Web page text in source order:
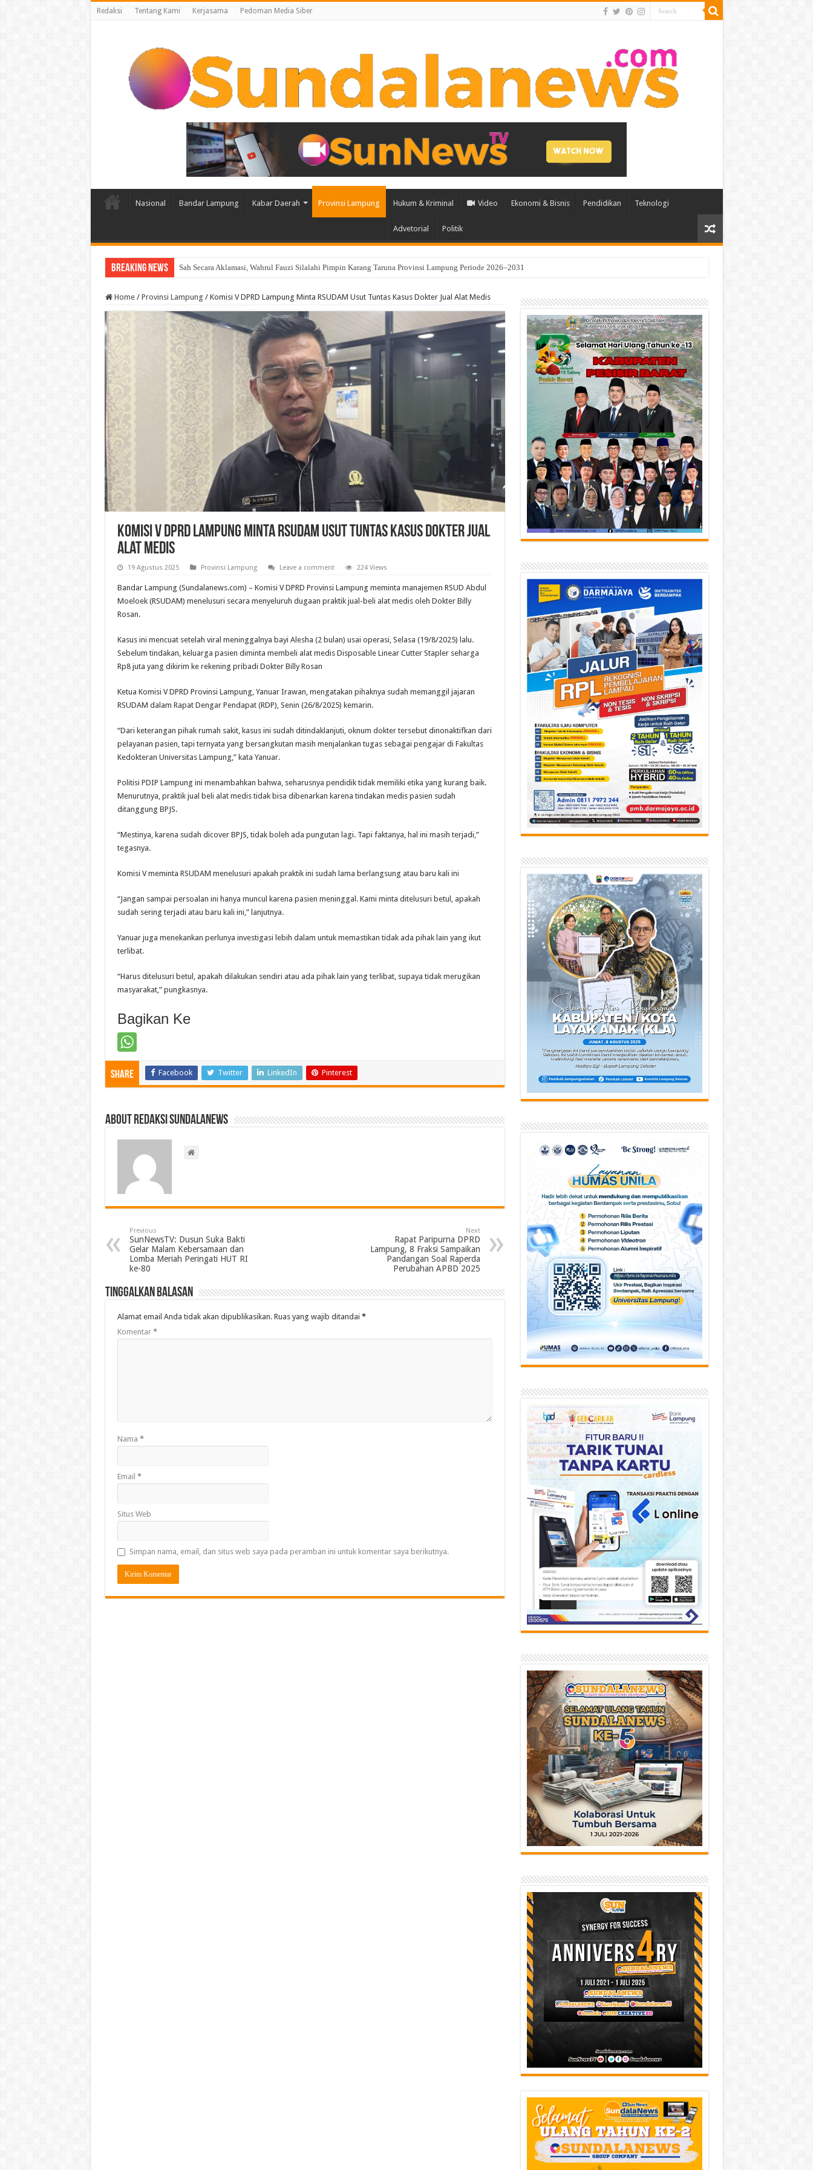
Redaksi Tentang Kami Kerjasama Pedoman Media Siber
Nasional Bandar Lampung Kabar Daerah Provinsi Lampung Hukum & Kriminal Video Ekonomi & Bisnis Pendidikan Teknologi
Advetorial Politik
Breaking News Sebagai Ikhtiar Spiritual dan Wujud Syukur kepada Allah SWT, Kapolres Lampung Utara Gelar Khataman Al-Qur’an dan Doa Bersama
Home / Provinsi Lampung / Komisi V DPRD Lampung Minta RSUDAM Usut Tuntas Kasus Dokter Jual Alat Medis
Komisi V DPRD Lampung Minta RSUDAM Usut Tuntas Kasus Dokter Jual
Alat Medis
19 Agustus 2025 Provinsi Lampung Leave a comment 224 Views
Bandar Lampung (Sundalanews.com) – Komisi V DPRD Provinsi Lampung meminta manajemen RSUD Abdul
Moeloek (RSUDAM) menelusuri secara menyeluruh dugaan praktik jual-beli alat medis oleh Dokter Billy
Rosan.
Kasus ini mencuat setelah viral meninggalnya bayi Alesha (2 bulan) usai operasi, Selasa (19/8/2025) lalu.
Sebelum tindakan, keluarga pasien diminta membeli alat medis Disposable Linear Cutter Stapler seharga
Rp8 juta yang dikirim ke rekening pribadi Dokter Billy Rosan
Ketua Komisi V DPRD Provinsi Lampung, Yanuar Irawan, mengatakan pihaknya sudah memanggil jajaran
RSUDAM dalam Rapat Dengar Pendapat (RDP), Senin (26/8/2025) kemarin.
“Dari keterangan pihak rumah sakit, kasus ini sudah ditindaklanjuti, oknum dokter tersebut dinonaktifkan dari
pelayanan pasien, tapi ternyata yang bersangkutan masih menjalankan tugas sebagai pengajar di Fakultas
Kedokteran Universitas Lampung,” kata Yanuar.
Politisi PDIP Lampung ini menambahkan bahwa, seharusnya pendidik tidak memiliki etika yang kurang baik.
Menurutnya, praktik jual beli alat medis tidak bisa dibenarkan karena tindakan medis pasien sudah
ditanggung BPJS.
“Mestinya, karena sudah dicover BPJS, tidak boleh ada pungutan lagi. Tapi faktanya, hal ini masih terjadi,”
tegasnya.
Komisi V meminta RSUDAM menelusuri apakah praktik ini sudah lama berlangsung atau baru kali ini
“Jangan sampai persoalan ini hanya muncul karena pasien meninggal. Kami minta ditelusuri betul, apakah
sudah sering terjadi atau baru kali ini,” lanjutnya.
Yanuar juga menekankan perlunya investigasi lebih dalam untuk memastikan tidak ada pihak lain yang ikut
terlibat.
“Harus ditelusuri betul, apakah dilakukan sendiri atau ada pihak lain yang terlibat, supaya tidak merugikan
masyarakat,” pungkasnya.
Bagikan Ke
Share Facebook Twitter LinkedIn Pinterest
About Redaksi Sundalanews
Previous
SunNewsTV: Dusun Suka Bakti
Gelar Malam Kebersamaan dan
Lomba Meriah Peringati HUT RI
ke-80
Next
Rapat Paripurna DPRD
Lampung, 8 Fraksi Sampaikan
Pandangan Soal Raperda
Perubahan APBD 2025
Tinggalkan Balasan
Alamat email Anda tidak akan dipublikasikan. Ruas yang wajib ditandai *
Komentar *
Nama *
Email *
Situs Web
Simpan nama, email, dan situs web saya pada peramban ini untuk komentar saya berikutnya.